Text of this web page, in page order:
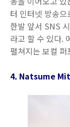
터 인터넷 방송
한발 앞서 SNS
라고 할 수 있다.
펼쳐지는 보컬
4. Natsume